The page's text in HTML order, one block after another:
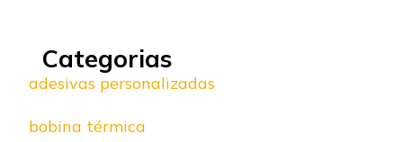
Categorias
adesivas personalizadas
bobina térmica